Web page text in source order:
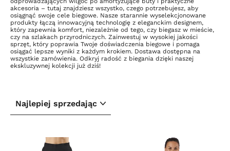
akcesoria – tutaj znajdziesz wszystko, czego potrzebujesz, aby
osiągnąć swoje cele biegowe. Nasze starannie wyselekcjonowane
produkty łączą innowacyjną technologię z eleganckim designem,
który zapewnia komfort, niezależnie od tego, czy biegasz w mieście,
czy na szlakach przyrodniczych. Zainwestuj w wysokiej jakości
sprzęt, który poprawia Twoje doświadczenia biegowe i pomaga
osiągać lepsze wyniki z każdym krokiem. Dostawa dostępna na
wszystkie zamówienia. Odkryj radość z biegania dzięki naszej
ekskluzywnej kolekcji już dziś!